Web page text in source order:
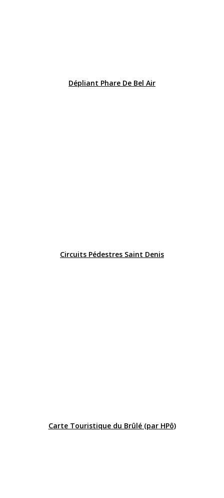
Dépliant Phare De Bel Air
Circuits Pédestres Saint Denis
Carte Touristique du Brûlé (par HPô)